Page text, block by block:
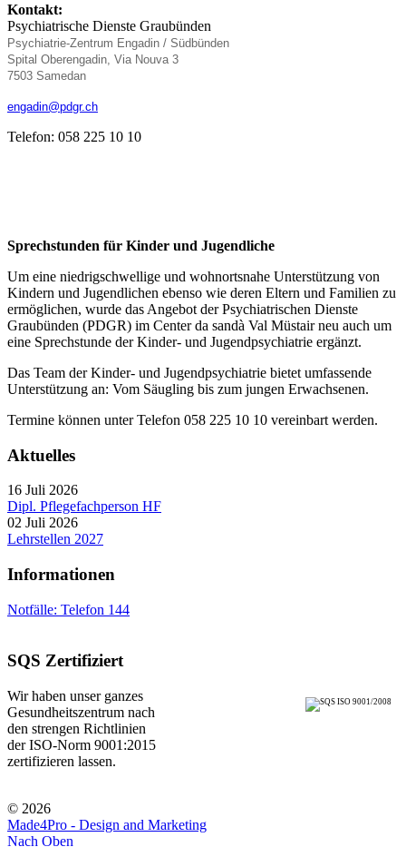
Kontakt:
Psychiatrische Dienste Graubünden
Psychiatrie-Zentrum Engadin / Südbünden
Spital Oberengadin, Via Nouva 3
7503 Samedan
engadin@pdgr.ch
Telefon: 058 225 10 10
Sprechstunden für Kinder und Jugendliche
Um eine niedrigschwellige und wohnortsnahe Unterstützung von
Kindern und Jugendlichen ebenso wie deren Eltern und Familien zu
ermöglichen, wurde das Angebot der Psychiatrischen Dienste
Graubünden (PDGR) im Center da sandà Val Müstair neu auch um
eine Sprechstunde der Kinder- und Jugendpsychiatrie ergänzt.
Das Team der Kinder- und Jugendpsychiatrie bietet umfassende
Unterstützung an: Vom Säugling bis zum jungen Erwachsenen.
Termine können unter Telefon 058 225 10 10 vereinbart werden.
Aktuelles
16 Juli 2026
Dipl. Pflegefachperson HF
02 Juli 2026
Lehrstellen 2027
Informationen
Notfälle: Telefon 144
SQS Zertifiziert
Wir haben unser ganzes
Gesundheitszentrum nach
den strengen Richtlinien
der ISO-Norm 9001:2015
zertifizieren lassen.
© 2026
Made4Pro - Design and Marketing
Nach Oben